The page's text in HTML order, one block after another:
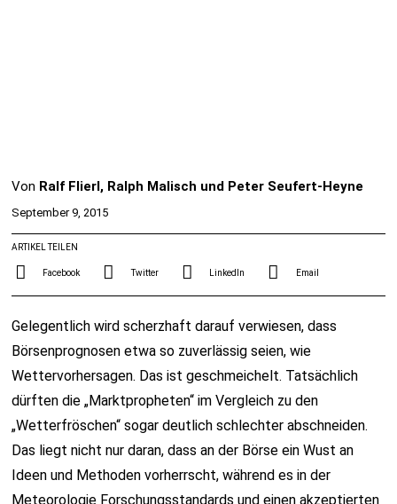
Von Ralf Flierl, Ralph Malisch und Peter Seufert-Heyne
September 9, 2015
ARTIKEL TEILEN
Facebook Twitter LinkedIn Email
Gelegentlich wird scherzhaft darauf verwiesen, dass
Börsenprognosen etwa so zuverlässig seien, wie
Wettervorhersagen. Das ist geschmeichelt. Tatsächlich
dürften die „Marktpropheten“ im Vergleich zu den
„Wetterfröschen“ sogar deutlich schlechter abschneiden.
Das liegt nicht nur daran, dass an der Börse ein Wust an
Ideen und Methoden vorherrscht, während es in der
Meteorologie Forschungsstandards und einen akzeptierten